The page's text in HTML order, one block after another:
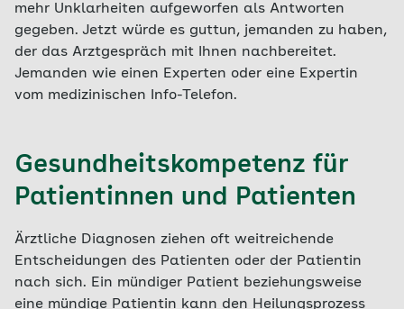
mehr Unklarheiten aufgeworfen als Antworten
gegeben. Jetzt würde es guttun, jemanden zu haben,
der das Arztgespräch mit Ihnen nachbereitet.
Jemanden wie einen Experten oder eine Expertin
vom medizinischen Info-Telefon.
Gesundheitskompetenz für
Patientinnen und Patienten
Ärztliche Diagnosen ziehen oft weitreichende
Entscheidungen des Patienten oder der Patientin
nach sich. Ein mündiger Patient beziehungsweise
eine mündige Patientin kann den Heilungsprozess